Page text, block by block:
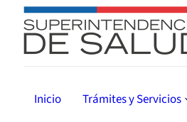
Inicio Trámites y Servicios